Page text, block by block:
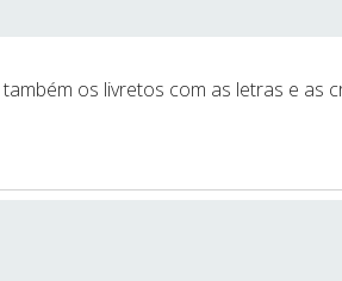
os livretos com as letras e as